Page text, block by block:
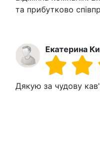
та прибутково
Екатерина
Дякую за чудову